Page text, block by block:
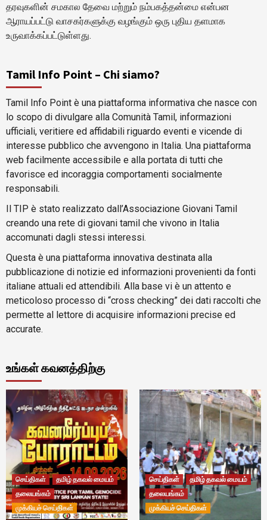
தரவுகளின் சமகால தேவை மற்றும் நம்பகத்தன்மை என்பன
ஆராயப்பட்டு வாசகர்களுக்கு வழங்கும் ஒரு புதிய தளமாக
உருவாக்கப்பட்டுள்ளது.
Tamil Info Point – Chi siamo?
Tamil Info Point è una piattaforma informativa che nasce con
lo scopo di divulgare alla Comunità Tamil, informazioni
ufficiali, veritiere ed affidabili riguardo eventi e vicende di
interesse pubblico che avvengono in Italia. Una piattaforma
web facilmente accessibile e alla portata di tutti che
favorisce ed incoraggia comportamenti socialmente
responsabili.
Il TIP è stato realizzato dall’Associazione Giovani Tamil
creando una rete di giovani tamil che vivono in Italia
accomunati dagli stessi interessi.
Questa è una piattaforma innovativa destinata alla
pubblicazione di notizie ed informazioni provenienti da fonti
italiane attuali ed attendibili. Alla base vi è un attento e
meticoloso processo di “cross checking” dei dati raccolti che
permette al lettore di acquisire informazioni precise ed
accurate.
உங்கள் கவனத்திற்கு
செய்திகள்
தமிழ் தகவல் மையம்
தலையங்கம்
முக்கியச் செய்திகள்
செய்திகள்
தமிழ் தகவல் மையம்
தலையங்கம்
முக்கியச் செய்திகள்